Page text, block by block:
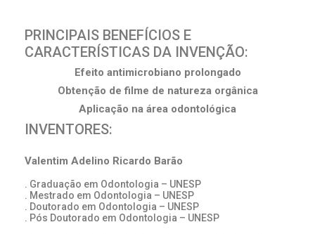
PRINCIPAIS BENEFÍCIOS E
CARACTERÍSTICAS DA INVENÇÃO:
Efeito antimicrobiano prolongado
Obtenção de filme de natureza orgânica
Aplicação na área odontológica
INVENTORES:
Valentim Adelino Ricardo Barão
. Graduação em Odontologia – UNESP
. Mestrado em Odontologia – UNESP
. Doutorado em Odontologia – UNESP
. Pós Doutorado em Odontologia – UNESP